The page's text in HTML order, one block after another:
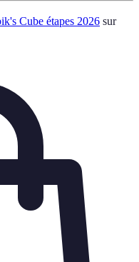
Cube étapes 2026 sur